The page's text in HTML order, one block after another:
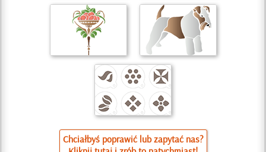
Chciałbyś poprawić lub zapytać nas?